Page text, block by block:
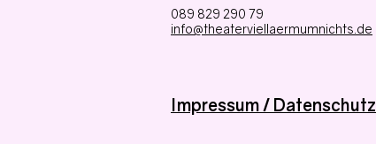
089 829 290 79
info@theaterviellaermumnichts.de
Impressum / Datenschutz